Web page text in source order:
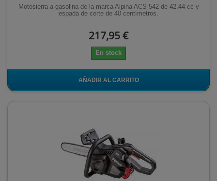
Motosierra a gasolina de la marca Alpina ACS 542 de 42.44 cc y
espada de corte de 40 centímetros.
217,95 €
En stock
AÑADIR AL CARRITO